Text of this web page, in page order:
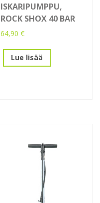
ISKARIPUMPPU,
ROCK SHOX 40 BAR
64,90€
Lue lisää